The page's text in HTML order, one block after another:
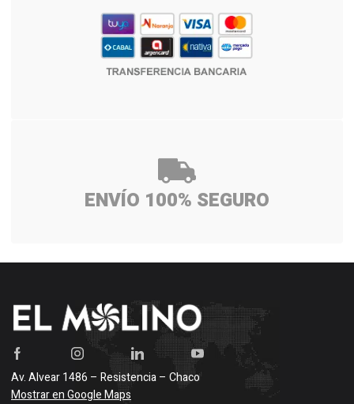
ENVÍO 100% SEGURO
Av. Alvear 1486 – Resistencia – Chaco
Mostrar en Google Maps